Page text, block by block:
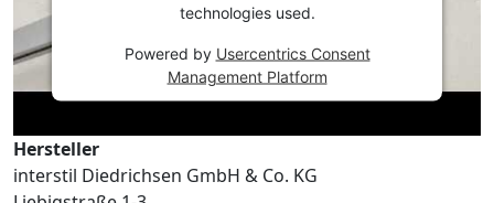
technologies used.
Powered by Usercentrics Consent
Management Platform
Hersteller
interstil Diedrichsen GmbH & Co. KG